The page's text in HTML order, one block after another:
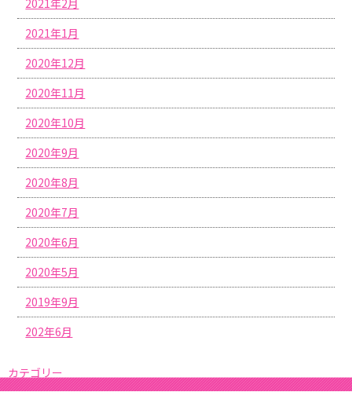
2021年1月
2020年12月
2020年11月
2020年10月
2020年9月
2020年8月
2020年7月
2020年6月
2020年5月
2019年9月
202年6月
カテゴリー